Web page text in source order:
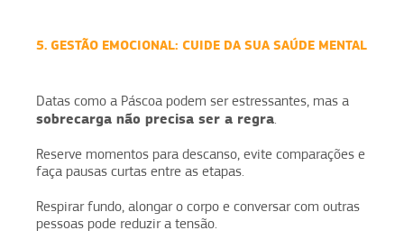
5. GESTÃO EMOCIONAL: CUIDE DA SUA SAÚDE MENTAL
Datas como a Páscoa podem ser estressantes, mas a
sobrecarga não precisa ser a regra.
Reserve momentos para descanso, evite comparações e
faça pausas curtas entre as etapas.
Respirar fundo, alongar o corpo e conversar com outras
pessoas pode reduzir a tensão.